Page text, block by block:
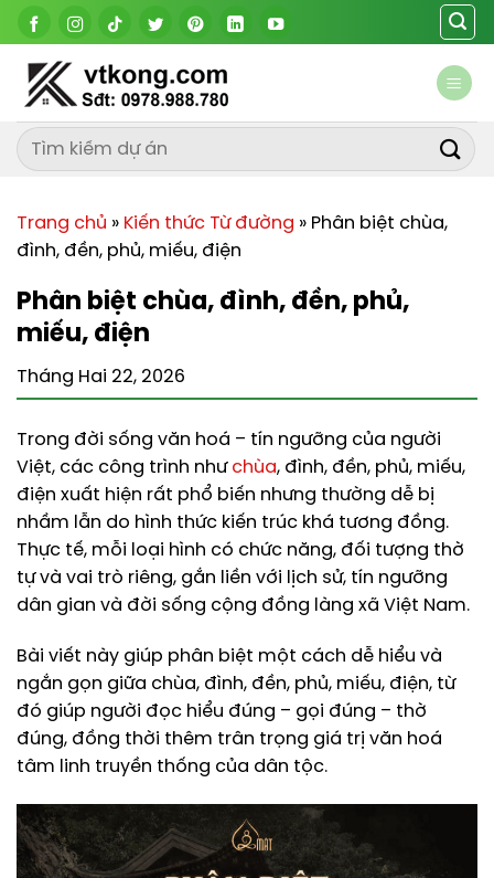
Chuyển
đến
dung
Trang chủ » Kiến thức Từ đường » Phân biệt chùa,
đình, đền, phủ, miếu, điện
Phân biệt chùa, đình, đền, phủ,
miếu, điện
Tháng Hai 22, 2026
Trong đời sống văn hoá – tín ngưỡng của người
Việt, các công trình như chùa, đình, đền, phủ, miếu,
điện xuất hiện rất phổ biến nhưng thường dễ bị
nhầm lẫn do hình thức kiến trúc khá tương đồng.
Thực tế, mỗi loại hình có chức năng, đối tượng thờ
tự và vai trò riêng, gắn liền với lịch sử, tín ngưỡng
dân gian và đời sống cộng đồng làng xã Việt Nam.
Bài viết này giúp phân biệt một cách dễ hiểu và
ngắn gọn giữa chùa, đình, đền, phủ, miếu, điện, từ
đó giúp người đọc hiểu đúng – gọi đúng – thờ
đúng, đồng thời thêm trân trọng giá trị văn hoá
tâm linh truyền thống của dân tộc.